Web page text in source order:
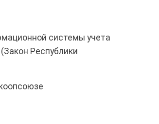
системы учета
(Закон Республики